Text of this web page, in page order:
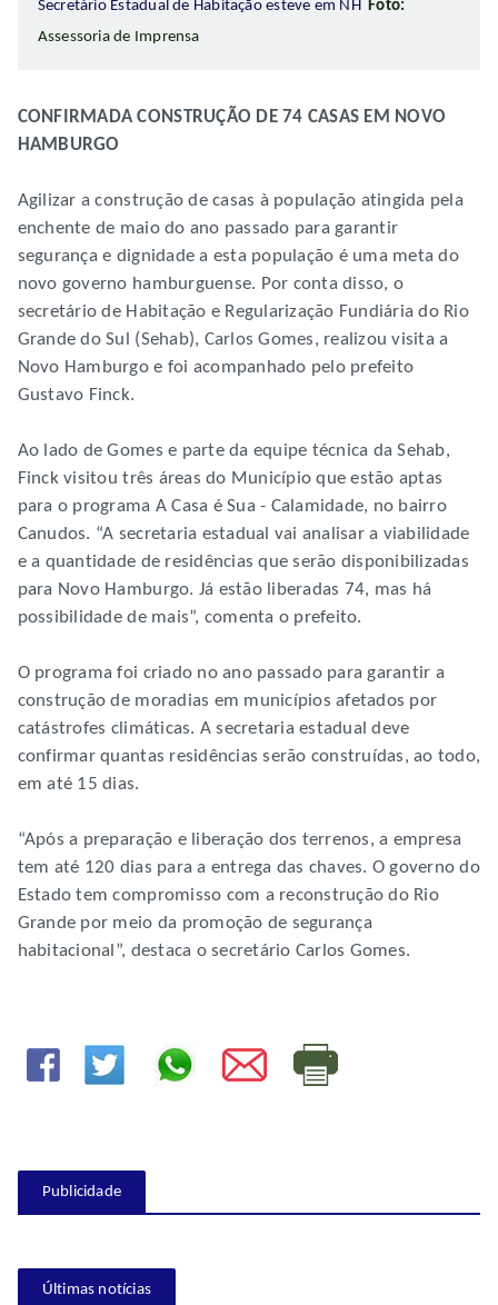
Secretário Estadual de Habitação esteve em NH Foto:
Assessoria de Imprensa
CONFIRMADA CONSTRUÇÃO DE 74 CASAS EM NOVO
HAMBURGO
Agilizar a construção de casas à população atingida pela
enchente de maio do ano passado para garantir
segurança e dignidade a esta população é uma meta do
novo governo hamburguense. Por conta disso, o
secretário de Habitação e Regularização Fundiária do Rio
Grande do Sul (Sehab), Carlos Gomes, realizou visita a
Novo Hamburgo e foi acompanhado pelo prefeito
Gustavo Finck.
Ao lado de Gomes e parte da equipe técnica da Sehab,
Finck visitou três áreas do Município que estão aptas
para o programa A Casa é Sua - Calamidade, no bairro
Canudos. “A secretaria estadual vai analisar a viabilidade
e a quantidade de residências que serão disponibilizadas
para Novo Hamburgo. Já estão liberadas 74, mas há
possibilidade de mais”, comenta o prefeito.
O programa foi criado no ano passado para garantir a
construção de moradias em municípios afetados por
catástrofes climáticas. A secretaria estadual deve
confirmar quantas residências serão construídas, ao todo,
em até 15 dias.
“Após a preparação e liberação dos terrenos, a empresa
tem até 120 dias para a entrega das chaves. O governo do
Estado tem compromisso com a reconstrução do Rio
Grande por meio da promoção de segurança
habitacional”, destaca o secretário Carlos Gomes.
Publicidade
Últimas notícias